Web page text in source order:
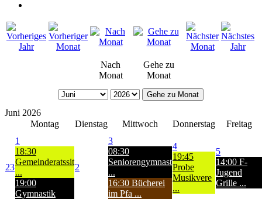
Nach
Monat
Gehe zu
Monat
Gehe zu Monat
Juni 2026
Montag
Dienstag Mittwoch Donnerstag Freitag
23
1
18:30
Gemeinderatssit
...
19:00
Gymnastik
2
3
08:30
Seniorengymnast
...
16:30 Bücherei
im Pfa ...
4
19:45
Probe
Musikvere
...
5
14:00 F-
Jugend
Grille ...